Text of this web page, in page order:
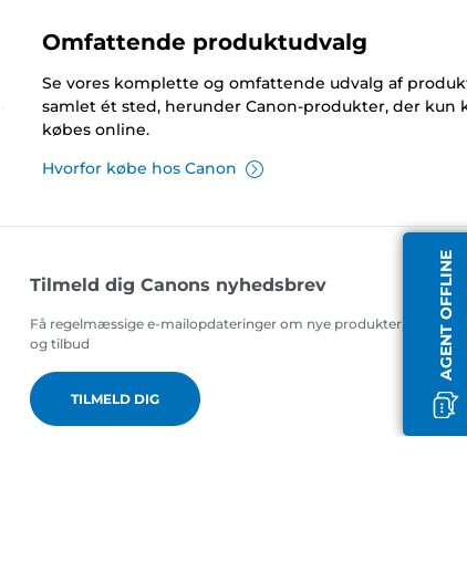
AGENT OFFLINE
Omfattende produktudvalg
Se vores komplette og omfattende udvalg af
samlet ét sted, herunder Canon-produkter, der kun
købes online.
Hvorfor købe hos Canon
Tilmeld dig Canons nyhedsbrev
Få regelmæssige e-mailopdateringer om nye produkter, nyttige
og tilbud
TILMELD DIG